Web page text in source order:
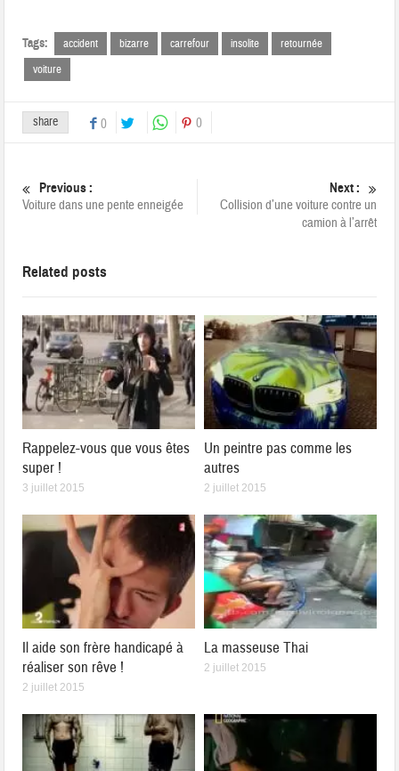
Tags: accident bizarre carrefour insolite
retournée
voiture
share 0 0
Previous :
Voiture dans une pente enneigée
Next :
Collision d’une voiture contre un
camion à l’arrêt
Related posts
Rappelez-vous que vous êtes
super !
3 juillet 2015
Un peintre pas comme les
autres
2 juillet 2015
Il aide son frère handicapé à
réaliser son rêve !
2 juillet 2015
La masseuse Thai
2 juillet 2015